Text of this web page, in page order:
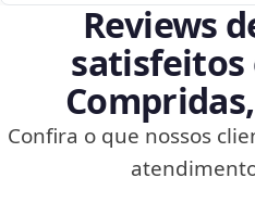
Reviews
satisfeitos
Confira o que nossos